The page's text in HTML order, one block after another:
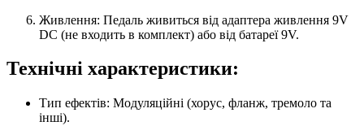
Живлення: Педаль живиться від адаптера живлення 9V
DC (не входить в комплект) або від батареї 9V.
Технічні характеристики:
Тип ефектів: Модуляційні (хорус, фланж, тремоло та
інші).